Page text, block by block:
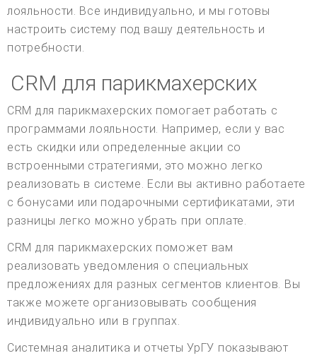
лояльности. Все индивидуально, и мы готовы
настроить систему под вашу деятельность и
потребности.
CRM для парикмахерских
CRM для парикмахерских помогает работать с
программами лояльности. Например, если у вас
есть скидки или определенные акции со
встроенными стратегиями, это можно легко
реализовать в системе. Если вы активно работаете
с бонусами или подарочными сертификатами, эти
разницы легко можно убрать при оплате.
CRM для парикмахерских поможет вам
реализовать уведомления о специальных
предложениях для разных сегментов клиентов. Вы
также можете организовывать сообщения
индивидуально или в группах.
Системная аналитика и отчеты УрГУ показывают